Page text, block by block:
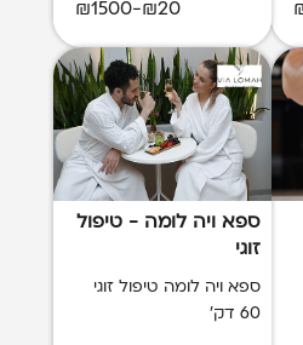
₪20-₪1500
ספא ויה לומה - טיפול
זוגי
ספא ויה לומה טיפול זוגי
60 דק'